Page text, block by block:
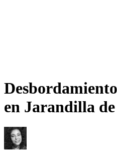
en Jarandilla